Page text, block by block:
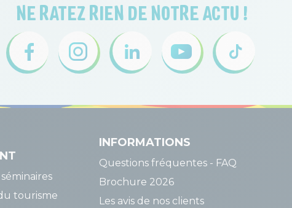
NE RATEZ RIEN DE NOTRE ACTU !
tourisme
INFORMATIONS
Questions fréquentes - FAQ
Brochure 2026
Les avis de nos clients